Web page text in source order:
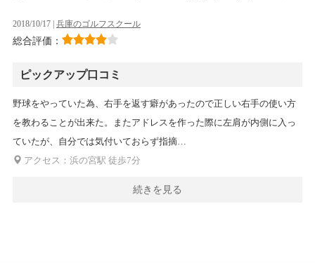
2018/10/17 | 兵庫のゴルフスクール
総合評価：
ピックアップ口コミ
野球をやっていた為、右手を返す癖があったので正しい右手の使い方
を教わることが出来た。またアドレスを作った際に左肩が内側に入っ
ていたが、自分では気付いておらず指摘…
アクセス：浜の宮駅 徒歩7分
続きを見る